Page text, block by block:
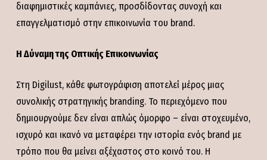
διαφημιστικές καμπάνιες, προσδίδοντας συνοχή και
επαγγελματισμό στην επικοινωνία του brand.
Η Δύναμη της Οπτικής Επικοινωνίας
Στη Digilust, κάθε φωτογράφιση αποτελεί μέρος μιας
συνολικής στρατηγικής branding. Το περιεχόμενο που
δημιουργούμε δεν είναι απλώς όμορφο – είναι στοχευμένο,
ισχυρό και ικανό να μεταφέρει την ιστορία ενός brand με
τρόπο που θα μείνει αξέχαστος στο κοινό του. Η